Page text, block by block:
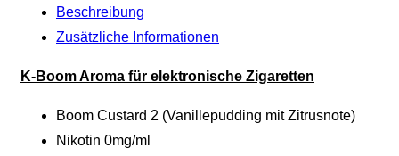
Beschreibung
Zusätzliche Informationen
K-Boom Aroma für elektronische Zigaretten
Boom Custard 2 (Vanillepudding mit Zitrusnote)
Nikotin 0mg/ml